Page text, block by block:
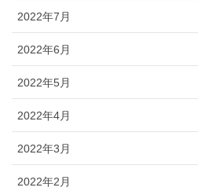
2022年7月
2022年6月
2022年5月
2022年4月
2022年3月
2022年2月